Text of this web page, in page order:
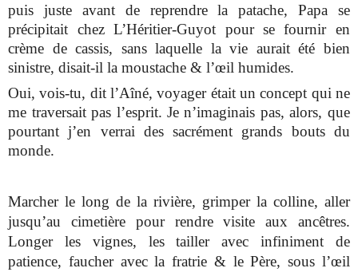
puis juste avant de reprendre la patache, Papa se
précipitait chez L’Héritier-Guyot pour se fournir en
crème de cassis, sans laquelle la vie aurait été bien
sinistre, disait-il la moustache & l’œil humides.
Oui, vois-tu, dit l’Aîné, voyager était un concept qui ne
me traversait pas l’esprit. Je n’imaginais pas, alors, que
pourtant j’en verrai des sacrément grands bouts du
monde.
Marcher le long de la rivière, grimper la colline, aller
jusqu’au cimetière pour rendre visite aux ancêtres.
Longer les vignes, les tailler avec infiniment de
patience, faucher avec la fratrie & le Père, sous l’œil